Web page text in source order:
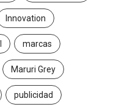
Innovation
marcas
Maruri Grey
publicidad